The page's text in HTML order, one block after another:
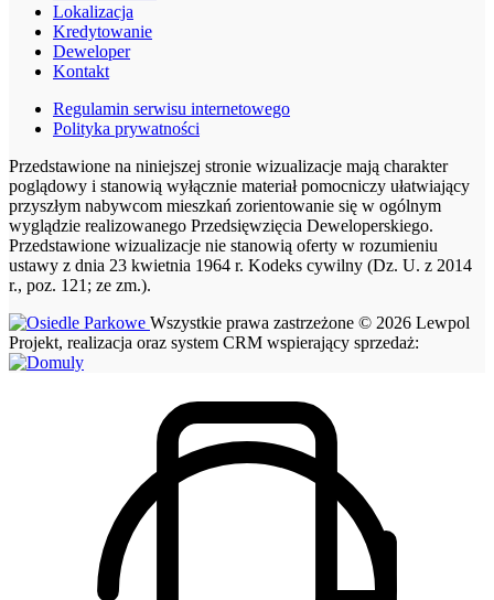
Lokalizacja
Kredytowanie
Deweloper
Kontakt
Regulamin serwisu internetowego
Polityka prywatności
Przedstawione na niniejszej stronie wizualizacje mają charakter
poglądowy i stanowią wyłącznie materiał pomocniczy ułatwiający
przyszłym nabywcom mieszkań zorientowanie się w ogólnym
wyglądzie realizowanego Przedsięwzięcia Deweloperskiego.
Przedstawione wizualizacje nie stanowią oferty w rozumieniu
ustawy z dnia 23 kwietnia 1964 r. Kodeks cywilny (Dz. U. z 2014
r., poz. 121; ze zm.).
Wszystkie prawa zastrzeżone © 2026 Lewpol
Projekt, realizacja oraz system CRM wspierający sprzedaż: